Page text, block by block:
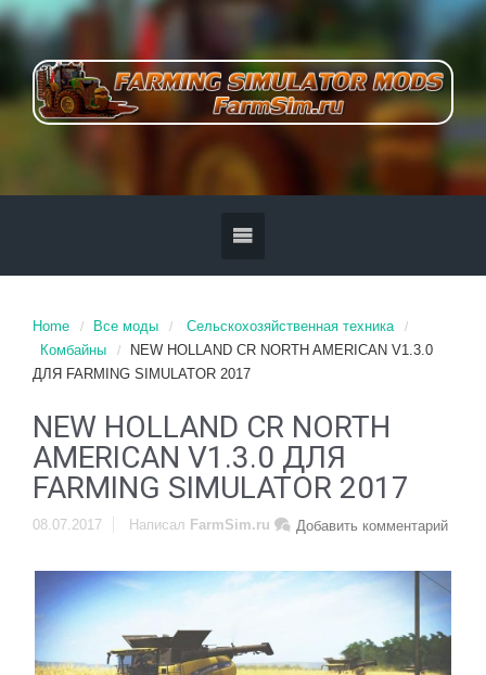
Home Все моды
Сельскохозяйственная техника
Комбайны
NEW HOLLAND CR NORTH AMERICAN V1.3.0
ДЛЯ FARMING SIMULATOR 2017
NEW HOLLAND CR NORTH
AMERICAN V1.3.0 ДЛЯ
FARMING SIMULATOR 2017
08.07.2017 Добавить комментарий
Написал FarmSim.ru